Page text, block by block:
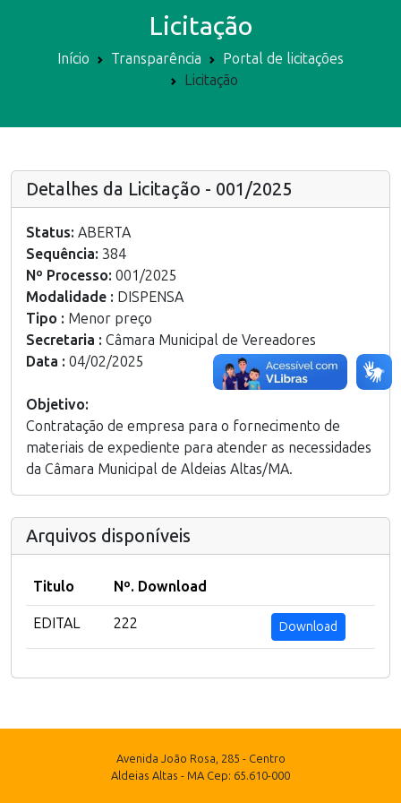
Licitação
Início Transparência
Portal de licitações
Licitação
Detalhes da Licitação - 001/2025
Status: ABERTA
Sequência: 384
Nº Processo: 001/2025
Modalidade : DISPENSA
Tipo : Menor preço
Secretaria : Câmara Municipal de Vereadores
Data : 04/02/2025
Objetivo:
Contratação de empresa para o fornecimento de
materiais de expediente para atender as necessidades
da Câmara Municipal de Aldeias Altas/MA.
Arquivos disponíveis
Titulo Nº. Download
EDITAL 222 Download
Avenida João Rosa, 285 - Centro
Aldeias Altas - MA Cep: 65.610-000